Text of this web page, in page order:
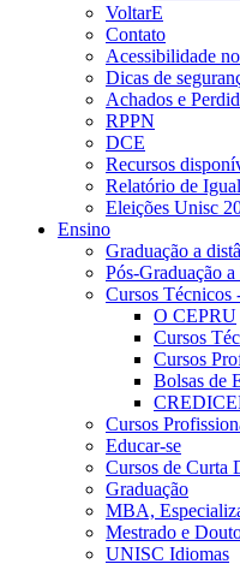
VoltarE
Contato
Acessibilidade
Dicas de
Achados e
RPPN
DCE
Recursos
Relatório de
Eleições Unisc
Ensino
Graduação a
Pós-Graduação
Cursos Técnicos
O CEPRU
Cursos
Cursos
Bolsas de
Cursos
Educar-se
Cursos de Curta
Graduação
MBA,
Mestrado e
UNISC Idiomas